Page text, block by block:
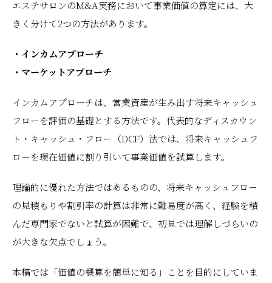
エステサロンのM&A実務において事業価値の算定には、大
きく分けて2つの方法があります。
・インカムアプローチ
・マーケットアプローチ
インカムアプローチは、営業資産が生み出す将来キャッシュ
フローを評価の基礎とする方法です。代表的なディスカウン
ト・キャッシュ・フロー（DCF）法では、将来キャッシュフ
ローを現在価値に割り引いて事業価値を試算します。
理論的に優れた方法ではあるものの、将来キャッシュフロー
の見積もりや割引率の計算は非常に難易度が高く、経験を積
んだ専門家でないと試算が困難で、初見では理解しづらいの
が大きな欠点でしょう。
本稿では「価値の概算を簡単に知る」ことを目的にしていま